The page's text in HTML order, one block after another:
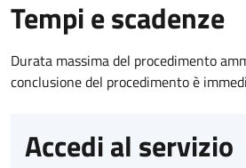
Tempi e scadenze
Durata massima del procedimento
conclusione del procedimento è
Accedi al servizio